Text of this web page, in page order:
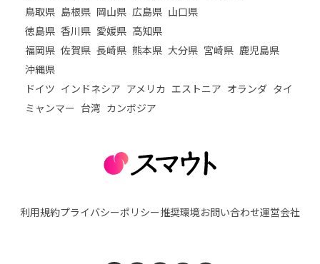
鳥取県 島根県 岡山県 広島県 山口県
徳島県 香川県 愛媛県 高知県
福岡県 佐賀県 長崎県 熊本県 大分県 宮崎県 鹿児島県
沖縄県
ドイツ インドネシア アメリカ エストニア オランダ タイ
ミャンマー 台湾 カンボジア
利用規約プライバシーポリシー推奨環境お問い合わせ運営会社